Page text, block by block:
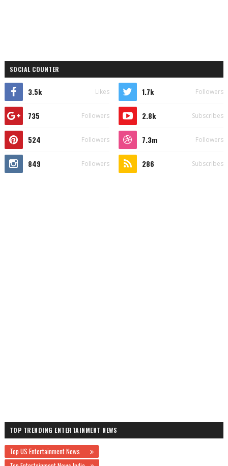
SOCIAL COUNTER
3.5k Likes 1.7k Followers
735 Followers 2.8k Subscribes
524 Followers 7.3m Followers
849 Followers 286 Subscribes
TOP TRENDING ENTERTAINMENT NEWS
Top US Entertainment News